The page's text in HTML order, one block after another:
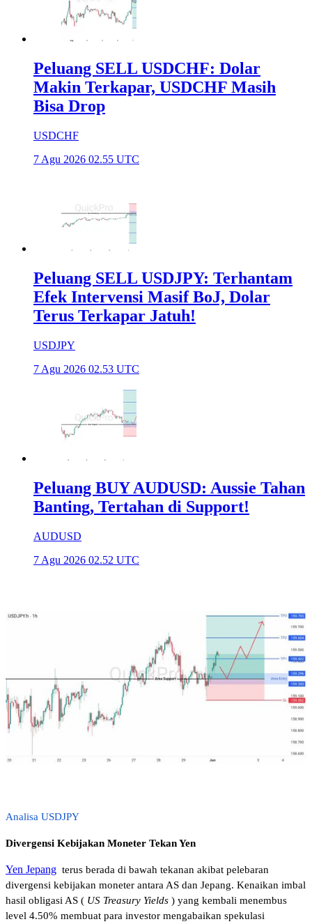
Peluang SELL USDCHF: Dolar
Makin Terkapar, USDCHF Masih
Bisa Drop
USDCHF
7 Agu 2026 02.55 UTC
Peluang SELL USDJPY: Terhantam
Efek Intervensi Masif BoJ, Dolar
Terus Terkapar Jatuh!
USDJPY
7 Agu 2026 02.53 UTC
Peluang BUY AUDUSD: Aussie Tahan
Banting, Tertahan di Support!
AUDUSD
7 Agu 2026 02.52 UTC
Analisa USDJPY
Divergensi Kebijakan Moneter Tekan Yen
Yen Jepang terus berada di bawah tekanan akibat pelebaran
divergensi kebijakan moneter antara AS dan Jepang. Kenaikan imbal
hasil obligasi AS ( US Treasury Yields ) yang kembali menembus
level 4.50% membuat para investor mengabaikan spekulasi